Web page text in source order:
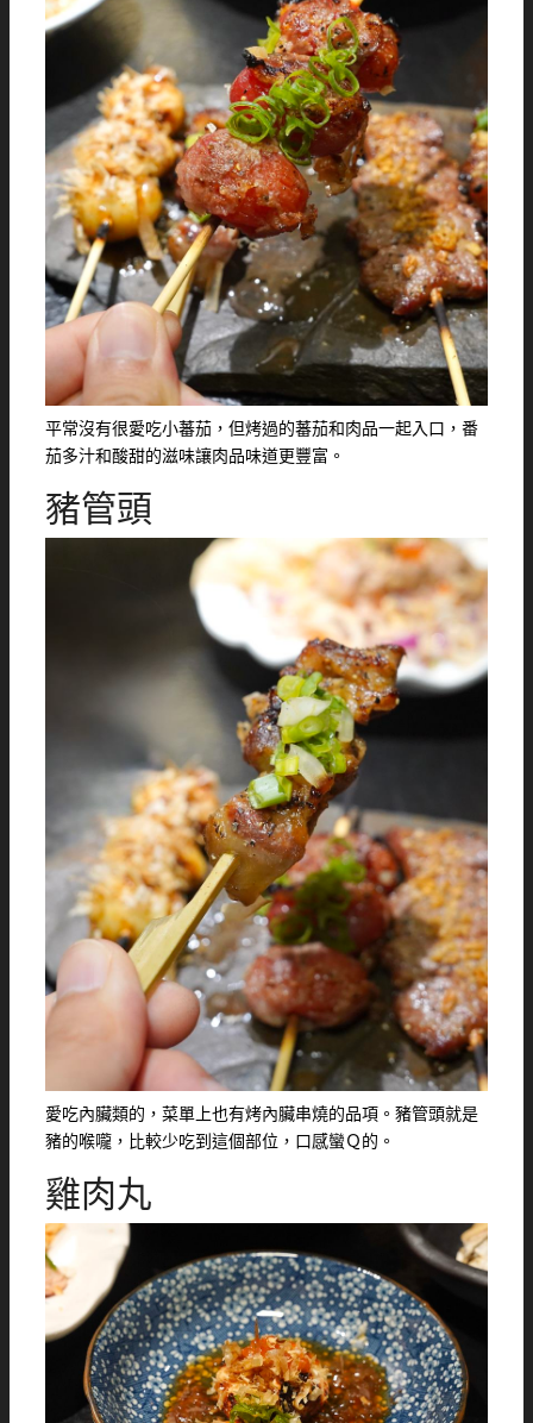
平常沒有很愛吃小蕃茄，但烤過的蕃茄和肉品一起入口，番
茄多汁和酸甜的滋味讓肉品味道更豐富。
豬管頭
愛吃內臟類的，菜單上也有烤內臟串燒的品項。豬管頭就是
豬的喉嚨，比較少吃到這個部位，口感蠻Ｑ的。
雞肉丸